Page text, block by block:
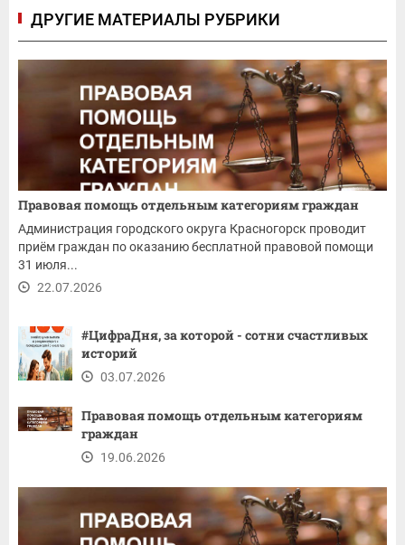
ДРУГИЕ МАТЕРИАЛЫ РУБРИКИ
Правовая помощь отдельным категориям граждан
Администрация городского округа Красногорск проводит
приём граждан по оказанию бесплатной правовой помощи
31 июля...
22.07.2026
#ЦифраДня, за которой - сотни счастливых
историй
03.07.2026
Правовая помощь отдельным категориям
граждан
19.06.2026